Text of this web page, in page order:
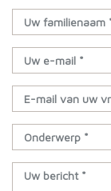
Uw familienaam
Uw e-mail *
E-mail van uw
Onderwerp *
Uw bericht *